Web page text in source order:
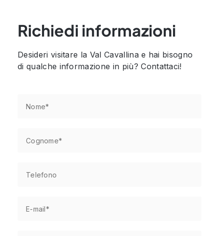
Richiedi informazioni
Desideri visitare la Val Cavallina e hai bisogno
di qualche informazione in più? Contattaci!